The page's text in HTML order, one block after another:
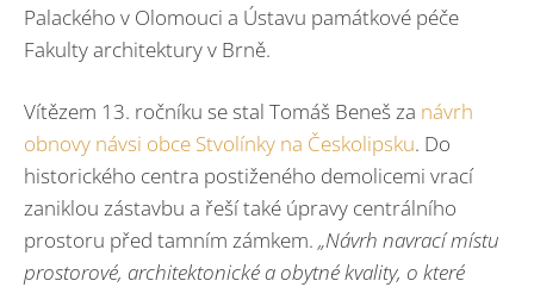
Palackého v Olomouci a Ústavu památkové péče
Fakulty architektury v Brně.
Vítězem 13. ročníku se stal Tomáš Beneš za návrh
obnovy návsi obce Stvolínky na Českolipsku. Do
historického centra postiženého demolicemi vrací
zaniklou zástavbu a řeší také úpravy centrálního
prostoru před tamním zámkem. „Návrh navrací místu
prostorové, architektonické a obytné kvality, o které